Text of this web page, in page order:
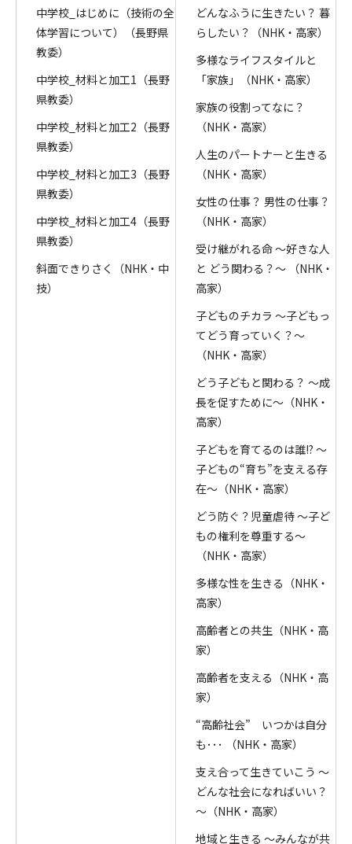
中学校_はじめに（技術の全
体学習について）（長野県
教委）
中学校_材料と加工1（長野
県教委）
中学校_材料と加工2（長野
県教委）
中学校_材料と加工3（長野
県教委）
中学校_材料と加工4（長野
県教委）
斜面できりさく（NHK・中
技）
どんなふうに生きたい？ 暮
らしたい？（NHK・高家）
多様なライフスタイルと
「家族」（NHK・高家）
家族の役割ってなに？
（NHK・高家）
人生のパートナーと生きる
（NHK・高家）
女性の仕事？ 男性の仕事？
（NHK・高家）
受け継がれる命 ～好きな人
と どう関わる？～ （NHK・
高家）
子どものチカラ ～子どもっ
てどう育っていく？～
（NHK・高家）
どう子どもと関わる？ ～成
長を促すために～（NHK・
高家）
子どもを育てるのは誰!? ～
子どもの“育ち”を支える存
在～（NHK・高家）
どう防ぐ？児童虐待 ～子ど
もの権利を尊重する～
（NHK・高家）
多様な性を生きる（NHK・
高家）
高齢者との共生（NHK・高
家）
高齢者を支える（NHK・高
家）
“高齢社会” いつかは自分
も･･･ （NHK・高家）
支え合って生きていこう ～
どんな社会になればいい？
～（NHK・高家）
地域と生きる ～みんなが共